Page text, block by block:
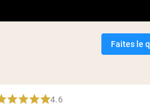
Faites le
4.6